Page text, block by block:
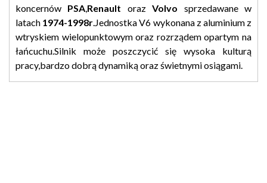
koncernów PSA Renault orazVolvo sprzedawane w
latach 1974-1998r .Jednostka V6 wykonana z aluminium z
wtryskiem wielopunktowym oraz rozrządem opartym na
łańcuchu.Silnik może poszczycić się wysoka kulturą
pracy,bardzo dobrą dynamiką oraz świetnymi osiągami.